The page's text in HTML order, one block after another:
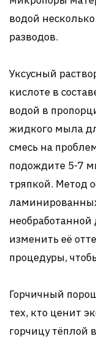
водой
разводов.
Уксусный
кислоте в
водой в
жидкого мыла
смесь на
подождите 5-7
тряпкой. Метод
необработанной
изменить её
процедуры,
Горчичный
тех, кто ценит
горчицу тёплой